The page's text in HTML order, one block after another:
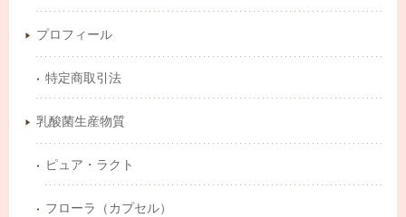
プロフィール
特定商取引法
乳酸菌生産物質
ピュア・ラクト
フローラ（カプセル）